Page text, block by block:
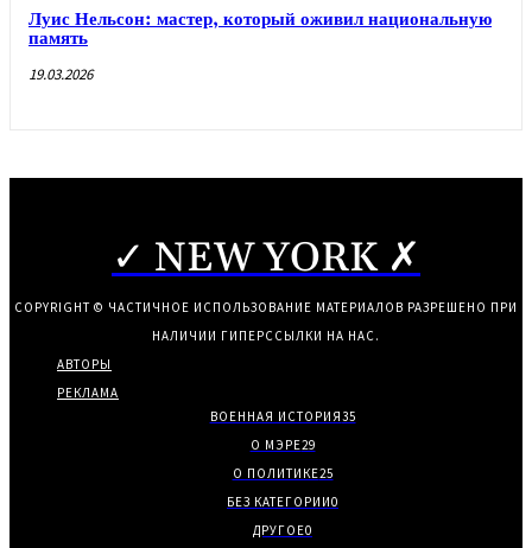
Луис Нельсон: мастер, который оживил национальную
память
19.03.2026
✓ NEW YORK ✗
COPYRIGHT © ЧАСТИЧНОЕ ИСПОЛЬЗОВАНИЕ МАТЕРИАЛОВ РАЗРЕШЕНО ПРИ
НАЛИЧИИ ГИПЕРССЫЛКИ НА НАС.
АВТОРЫ
РЕКЛАМА
ВОЕННАЯ ИСТОРИЯ35
О МЭРЕ29
О ПОЛИТИКЕ25
БЕЗ КАТЕГОРИИ0
ДРУГОЕ0